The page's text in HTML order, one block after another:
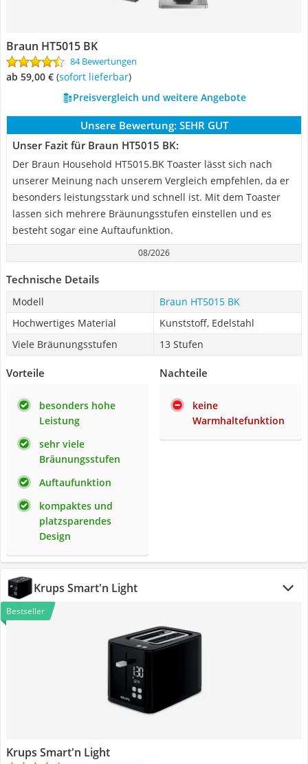
Braun HT5015 BK
84 Bewertungen
ab 59,00 € ( Sofort lieferbar)
Preisvergleich und weitere Angebote
Unsere Bewertung: SEHR GUT
Unser Fazit für Braun HT5015 BK:
Der Braun Household HT5015.BK Toaster lässt sich nach
unserer Meinung nach unserem Vergleich empfehlen, da er
besonders leistungsstark und schnell ist. Mit dem Toaster
lassen sich mehrere Bräunungsstufen einstellen und es
besteht sogar eine Auftaufunktion.
08/2026
Technische Details
Modell
Braun HT5015 BK
Hochwertiges Material
Kunststoff, Edelstahl
Viele Bräunungsstufen
13 Stufen
Vorteile
besonders hohe
Leistung
sehr viele
Bräunungsstufen
Auftaufunktion
kompaktes und
platzsparendes
Design
Nachteile
keine
Warmhaltefunktion
Krups Smart'n Light
Bestseller
Krups Smart'n Light